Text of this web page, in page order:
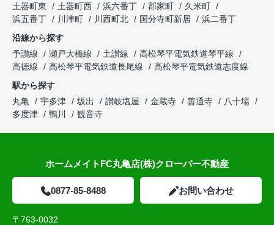
土器町東
土器町西 浜六番丁 郡家町
久米町
浜五番丁
川津町 川西町北 国分寺町新居
浜二番丁
沿線から探す
予讃線
瀬戸大橋線 土讃線
高松琴平電気鉄道琴平線
高徳線
高松琴平電気鉄道長尾線
高松琴平電気鉄道志度線
駅から探す
丸亀
宇多津 坂出 讃岐塩屋 金蔵寺 善通寺
八十場
多度津
鴨川 観音寺
ホームメイトFC丸亀店(株)クローバー不動産
0877-85-8488 お問い合わせ
〒763-0032